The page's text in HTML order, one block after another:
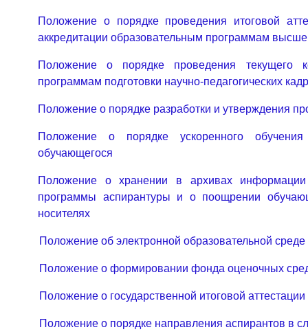
Положение о порядке проведения итоговой
аккредитации образовательным программам
Положение о порядке проведения текущего
программам подготовки научно-педагогических
Положение о порядке разработки и утверждения
Положение о порядке ускоренного
обучающегося
Положение о хранении в архивах
программы аспирантуры и о поощрении
носителях
Положение об электронной образовательной среде
Положение о формировании фонда оценочных
Положение о государственной итоговой
Положение о порядке направления аспирантов в